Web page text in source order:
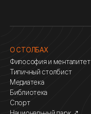
О СТОЛБАХ
Философия и менталитет
Типичный столбист
Медиатека
Библиотека
Спорт